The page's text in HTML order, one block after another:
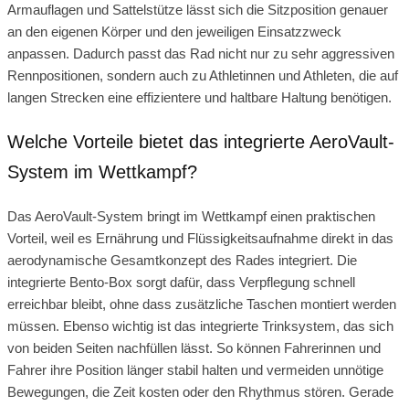
Armauflagen und Sattelstütze lässt sich die Sitzposition genauer
an den eigenen Körper und den jeweiligen Einsatzzweck
anpassen. Dadurch passt das Rad nicht nur zu sehr aggressiven
Rennpositionen, sondern auch zu Athletinnen und Athleten, die auf
langen Strecken eine effizientere und haltbare Haltung benötigen.
Welche Vorteile bietet das integrierte AeroVault-
System im Wettkampf?
Das AeroVault-System bringt im Wettkampf einen praktischen
Vorteil, weil es Ernährung und Flüssigkeitsaufnahme direkt in das
aerodynamische Gesamtkonzept des Rades integriert. Die
integrierte Bento-Box sorgt dafür, dass Verpflegung schnell
erreichbar bleibt, ohne dass zusätzliche Taschen montiert werden
müssen. Ebenso wichtig ist das integrierte Trinksystem, das sich
von beiden Seiten nachfüllen lässt. So können Fahrerinnen und
Fahrer ihre Position länger stabil halten und vermeiden unnötige
Bewegungen, die Zeit kosten oder den Rhythmus stören. Gerade